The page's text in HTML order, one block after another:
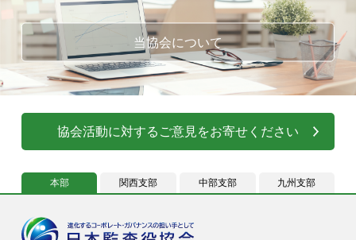
当協会について
協会活動に対するご意見をお寄せください
本部 関西支部 中部支部 九州支部